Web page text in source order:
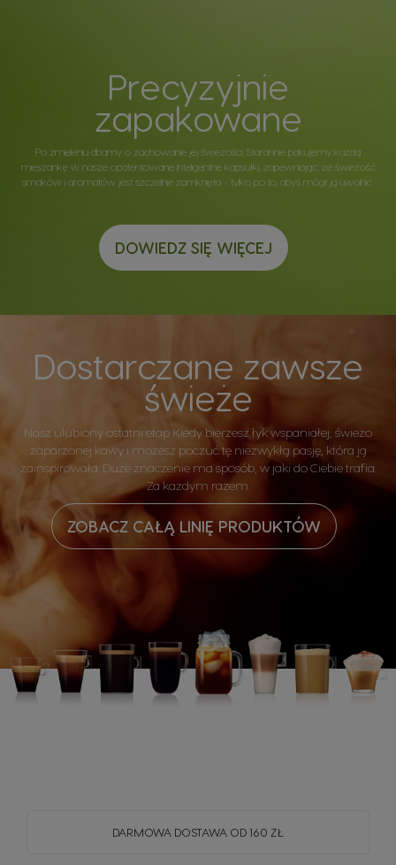
Precyzyjnie
zapakowane
Po zmieleniu dbamy o zachowanie jej świeżości. Starannie pakujemy każdą
mieszankę w nasze opatentowane inteligentne kapsułki, zapewniając, że świeżość
smaków i aromatów jest szczelnie zamknięta - tylko po to, abyś mógł ją uwolnić.
DOWIEDZ SIĘ WIĘCEJ
Dostarczane zawsze
świeże
Nasz ulubiony ostatni etap Kiedy bierzesz łyk wspaniałej, świeżo
zaparzonej kawy i możesz poczuć tę niezwykłą pasję, która ją
zainspirowała. Duże znaczenie ma sposób, w jaki do Ciebie trafia.
Za każdym razem.
ZOBACZ CAŁĄ LINIĘ PRODUKTÓW
DARMOWA DOSTAWA OD 160 ZŁ